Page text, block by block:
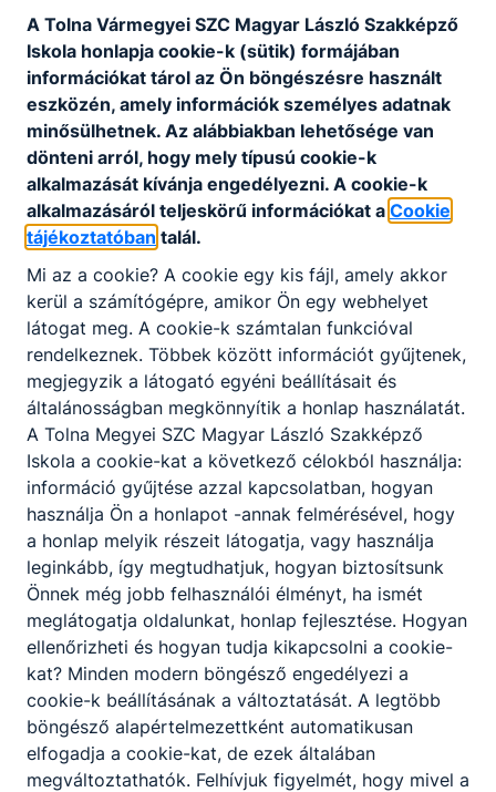
folytat a gyártóeszközök optimális működésének
biztosítása érdekében.
Ajánlott mindazok számára, akik szeretik a
gépeket, a forgó-mozgó alkatrészeket. Javasolt
továbbá azoknak, akiket vonz az automatizált
technológia, szeretnek szerelni és a szervezési
feladatokat is szívesen látnak el.
Kommunikációs –és együttműködési készség,
precizitás, , szervezési és irányítási képesség,
analitikus gondolkodás.
A SZAKKÉPZETTSÉGGEL RENDELKEZŐ
alkatrészrajz alapján kézi és kisgépes
eljárással egyszerű alkatrészeket gyárt:
kiválasztja a gyártandó munkadarab
anyagát, típusát, meghatározza a
gyártáshoz szükséges műveleteket,
szerszámokat és mérőeszközöket, elvégzi
a gyártási műveleteket;
mérőeszközökkel ellenőrzi a kész
munkadarabot;
a mért jellemzőket jegyzőkönyvben
rögzíti, a mérés eredményét kiértékeli, ez
alapján a vizsgált alkatrészt, gépegységet
minősíti;
A Tolna Vármegyei SZC Magyar László Szakképző
Iskola honlapja cookie-k (sütik) formájában
információkat tárol az Ön böngészésre használt
eszközén, amely információk személyes adatnak
minősülhetnek. Az alábbiakban lehetősége van
dönteni arról, hogy mely típusú cookie-k
alkalmazását kívánja engedélyezni. A cookie-k
alkalmazásáról teljeskörű információkat a Cookie
tájékoztatóban talál.
Mi az a cookie? A cookie egy kis fájl, amely akkor
kerül a számítógépre, amikor Ön egy webhelyet
látogat meg. A cookie-k számtalan funkcióval
rendelkeznek. Többek között információt gyűjtenek,
megjegyzik a látogató egyéni beállításait és
általánosságban megkönnyítik a honlap használatát.
A Tolna Megyei SZC Magyar László Szakképző
Iskola a cookie-kat a következő célokból használja:
információ gyűjtése azzal kapcsolatban, hogyan
használja Ön a honlapot -annak felmérésével, hogy
a honlap melyik részeit látogatja, vagy használja
leginkább, így megtudhatjuk, hogyan biztosítsunk
Önnek még jobb felhasználói élményt, ha ismét
meglátogatja oldalunkat, honlap fejlesztése. Hogyan
ellenőrizheti és hogyan tudja kikapcsolni a cookie-
kat? Minden modern böngésző engedélyezi a
cookie-k beállításának a változtatását. A legtöbb
böngésző alapértelmezettként automatikusan
elfogadja a cookie-kat, de ezek általában
megváltoztathatók. Felhívjuk figyelmét, hogy mivel a